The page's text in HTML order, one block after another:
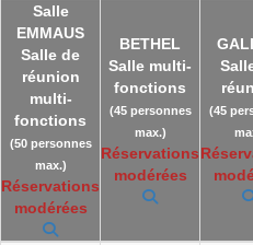
Salle
EMMAUS
Salle de
réunion
multi-
fonctions
(50 personnes
max.)
Réservations
modérées
BETHEL
Salle multi-
fonctions
(45 personnes
max.)
Réservations
modérées
(45